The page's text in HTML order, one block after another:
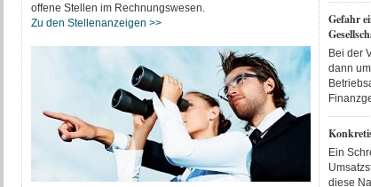
Gefahr
Bei der
dann
Ein
diese
offene Stellen im Rechnungswesen.
Zu den Stellenanzeigen >>